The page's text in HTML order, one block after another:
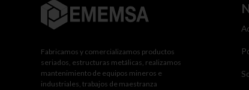
Fabricamos y comercializamos productos
seriados, estructuras metálicas, realizamos
mantenimiento de equipos mineros e
industriales, trabajos de maestranza